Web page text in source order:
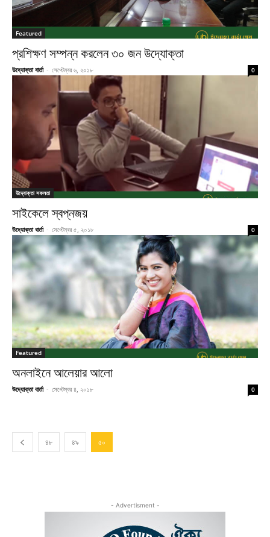
Featured
প্রশিক্ষণ সম্পন্ন করলেন ৩০ জন উদ্যোক্তা
উদ্যোক্তা বার্তা - সেপ্টেম্বর ৬, ২০১৮ 0
উদ্যোক্তা সফলতা
সাইকেলে স্বপ্নজয়
উদ্যোক্তা বার্তা - সেপ্টেম্বর ৫, ২০১৮ 0
Featured
অনলাইনে আলেয়ার আলো
উদ্যোক্তা বার্তা - সেপ্টেম্বর ৪, ২০১৮ 0
৪৮ ৪৯ ৫০
- Advertisment -